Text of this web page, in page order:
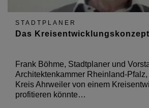
STADTPLANER
Das Kreisentwicklungskonzept
Frank Böhme, Stadtplaner und
Architektenkammer Rheinland-
Kreis Ahrweiler von einem
profitieren könnte…